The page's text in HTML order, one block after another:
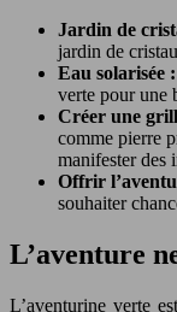
Jardin de
jardin de
Eau solarisée :
verte pour une
Créer une
comme pierre
manifester des
Offrir
souhaiter
L’aventure
L’aventurine verte